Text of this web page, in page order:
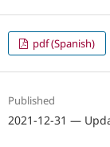
pdf (Spanish)
Published
2021-12-31 —